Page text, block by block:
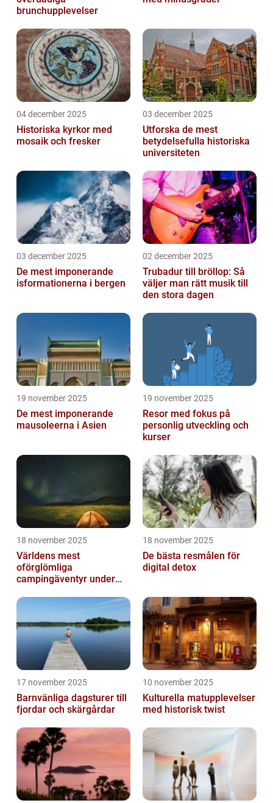
brunchupplevelser
04 december 2025
Historiska kyrkor med
mosaik och fresker
03 december 2025
Utforska de mest
betydelsefulla historiska
universiteten
03 december 2025
De mest imponerande
isformationerna i bergen
02 december 2025
Trubadur till bröllop: Så
väljer man rätt musik till
den stora dagen
19 november 2025
De mest imponerande
mausoleerna i Asien
19 november 2025
Resor med fokus på
personlig utveckling och
kurser
18 november 2025
Världens mest
oförglömliga
campingäventyr under
18 november 2025
De bästa resmålen för
digital detox
17 november 2025
Barnvänliga dagsturer till
fjordar och skärgårdar
10 november 2025
Kulturella matupplevelser
med historisk twist